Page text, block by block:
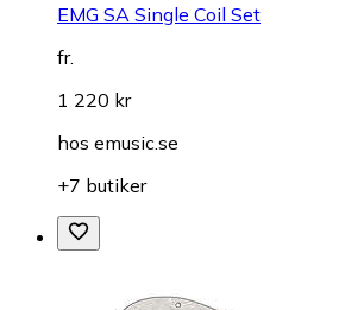
EMG SA Single Coil Set
fr.
1 220 kr
hos emusic.se
+7 butiker